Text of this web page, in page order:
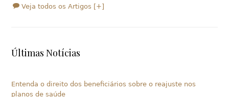
Veja todos os Artigos [+]
Últimas Notícias
Entenda o direito dos beneficiários sobre o reajuste nos
planos de saúde